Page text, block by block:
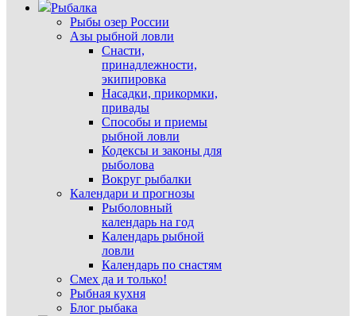
Рыбалка
Рыбы озер России
Азы рыбной ловли
Снасти,
принадлежности,
экипировка
Насадки, прикормки,
привады
Способы и приемы
рыбной ловли
Кодексы и законы для
рыболова
Вокруг рыбалки
Календари и прогнозы
Рыболовный
календарь на год
Календарь рыбной
ловли
Календарь по снастям
Смех да и только!
Рыбная кухня
Блог рыбака